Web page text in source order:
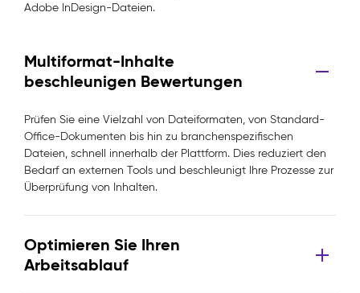
Adobe InDesign-Dateien.
Multiformat-Inhalte
beschleunigen Bewertungen
Prüfen Sie eine Vielzahl von Dateiformaten, von Standard-
Office-Dokumenten bis hin zu branchenspezifischen
Dateien, schnell innerhalb der Plattform. Dies reduziert den
Bedarf an externen Tools und beschleunigt Ihre Prozesse zur
Überprüfung von Inhalten.
Optimieren Sie Ihren
Arbeitsablauf